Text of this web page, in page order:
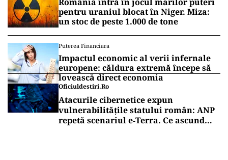
pentru uraniul blocat în Niger. Miza:
un stoc de peste 1.000 de tone
Puterea Financiara
Impactul economic al verii infernale
europene: căldura extremă începe să
lovească direct economia
Oficiuldestiri.ro
Atacurile cibernetice expun
vulnerabilitățile statului român: ANP
repetă scenariul e‑Terra. Ce ascund